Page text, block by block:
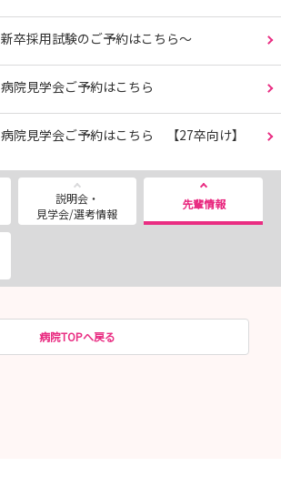
新卒採用試験のご予約はこちら～
病院見学会ご予約はこちら
病院見学会ご予約はこちら 【27卒向け】
説明会・
見学会/選考情報
先輩情報
病院TOPへ戻る